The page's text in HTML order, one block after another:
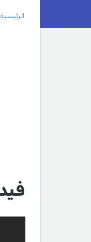
الرئيسية